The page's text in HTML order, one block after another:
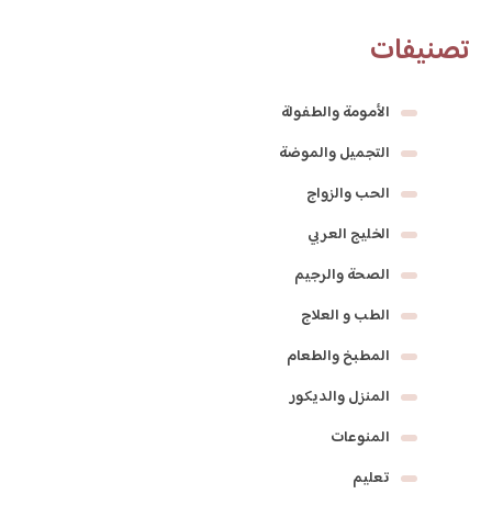
تصنيفات
الأمومة والطفولة
التجميل والموضة
الحب والزواج
الخليج العربي
الصحة والرجيم
الطب و العلاج
المطبخ والطعام
المنزل والديكور
المنوعات
تعليم